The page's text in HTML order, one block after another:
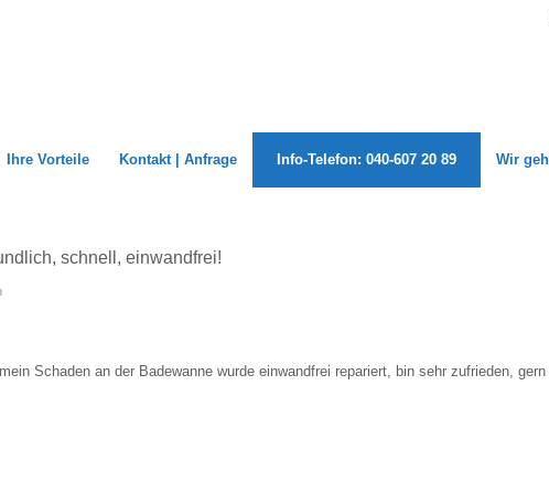
Ihre Vorteile Kontakt | Anfrage Info-Telefon: 040-607 20 89 Wir
schnell, einwandfrei!
Schaden an der Badewanne wurde einwandfrei repariert, bin sehr zufrieden, gern